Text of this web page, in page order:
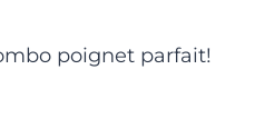
poignet parfait!